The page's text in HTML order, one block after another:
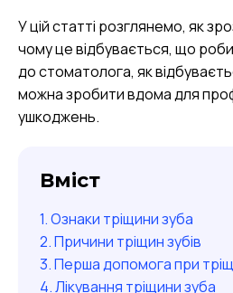
У цій статті розглянемо, як
чому це відбувається, що
до стоматолога, як
можна зробити вдома для
ушкоджень.
Вміст
Ознаки тріщини зуба
Причини тріщин зубів
Перша допомога при
Лікування тріщини зуба